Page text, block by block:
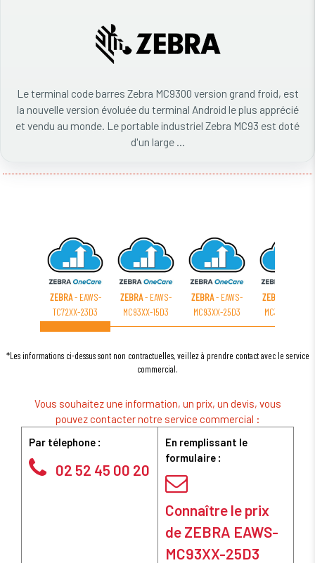
Le terminal code barres Zebra MC9300 version grand froid, est
la nouvelle version évoluée du terminal Android le plus apprécié
et vendu au monde. Le portable industriel Zebra MC93 est doté
d'un large ...
ZEBRA- EAWS-
TC72XX-23D3
ZEBRA- EAWS-
MC93XX-15D3
ZEBRA- EAWS-
MC93XX-25D3
ZEBRA
MC33XX-25D3
*Les informations ci-dessus sont non contractuelles, veillez à prendre contact avec le service
commercial.
Vous souhaitez une information, un prix, un devis, vous
pouvez contacter notre service commercial :
Par télephone :
02 52 45 00 20
En remplissant le
formulaire :
Connaître le prix
de ZEBRA EAWS-
MC93XX-25D3